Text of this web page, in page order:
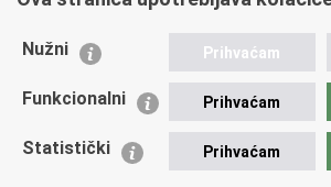
Ministarstvo unutarnjih poslova
Udruge
Policijska akademija
Zaklada policijske solidarnosti
Nužni Prihvaćam
Funkcionalni Prihvaćam
Statistički Prihvaćam